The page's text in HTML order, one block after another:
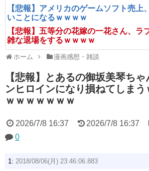
【悲報】アメリカのゲームソフト売上
いことになるｗｗｗｗ
【悲報】五等分の花嫁の一花さん、ラ
雑な退場をするｗｗｗｗ
ホーム 漫画感想・雑談
【悲報】とあるの御坂美琴ち
ンヒロインになり損ねてしまう
ｗｗｗｗｗｗｗ
2026/7/8 16:37 2026/7/8 16:37
0
1: 2018/08/06(月) 23:46:06.883